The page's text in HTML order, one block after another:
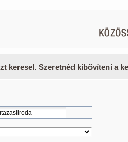
keresel. Szeretnéd kibővíteni a